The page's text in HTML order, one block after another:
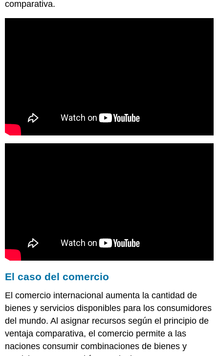
comparativa.
El caso del comercio
El comercio internacional aumenta la cantidad de
bienes y servicios disponibles para los consumidores
del mundo. Al asignar recursos según el principio de
ventaja comparativa, el comercio permite a las
naciones consumir combinaciones de bienes y